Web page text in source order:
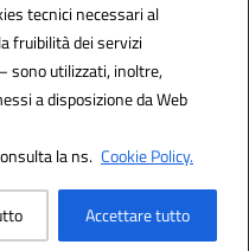
tecnici necessari al
fruibilità dei servizi
sono utilizzati, inoltre,
a disposizione da Web
la ns. Cookie Policy.
Accettare tutto
(IPA): istsc_vvic82200d
Solution S.r.l.
Designers Italia